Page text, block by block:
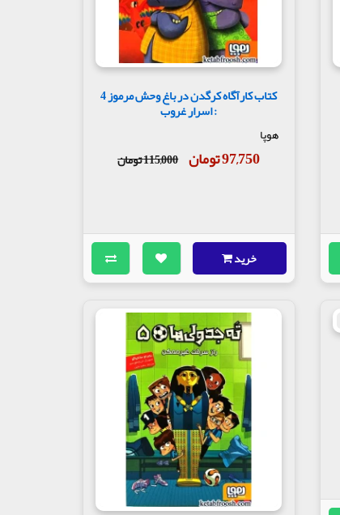
کتاب کارآگاه کرگدن در باغ وحش مرموز 4
: اسرار غروب
هوپا
97,750 تومان 115,000 تومان
خرید